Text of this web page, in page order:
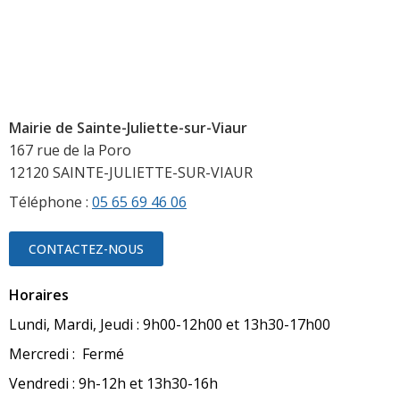
Mairie de Sainte-Juliette-sur-Viaur
167 rue de la Poro
12120 SAINTE-JULIETTE-SUR-VIAUR
Téléphone : 05 65 69 46 06
CONTACTEZ-NOUS
Horaires
Lundi, Mardi, Jeudi : 9h00-12h00 et 13h30-17h00
Mercredi : Fermé
Vendredi : 9h-12h et 13h30-16h